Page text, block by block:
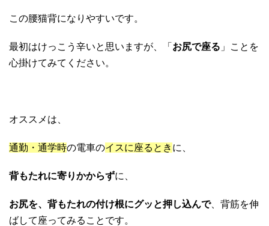
この腰猫背になりやすいです。
最初はけっこう辛いと思いますが、「 お尻で座る 」ことを
心掛けてみてください。
オススメは、
通勤・通学時の電車のイスに座るとき に、
背もたれに寄りかからずに、
お尻を、背もたれの付け根にグッと押し込んで、背筋を伸
ばして座ってみることです。